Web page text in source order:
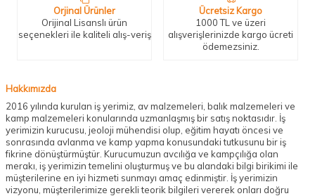
Orjinal Ürünler
Orijinal Lisanslı ürün
seçenekleri ile kaliteli alış-veriş
Ücretsiz Kargo
1000 TL ve üzeri
alışverişlerinizde kargo ücreti
ödemezsiniz.
Hakkımızda
2016 yılında kurulan iş yerimiz, av malzemeleri, balık malzemeleri ve
kamp malzemeleri konularında uzmanlaşmış bir satış noktasıdır. İş
yerimizin kurucusu, jeoloji mühendisi olup, eğitim hayatı öncesi ve
sonrasında avlanma ve kamp yapma konusundaki tutkusunu bir iş
fikrine dönüştürmüştür. Kurucumuzun avcılığa ve kampçılığa olan
merakı, iş yerimizin temelini oluşturmuş ve bu alandaki bilgi birikimi ile
müşterilerine en iyi hizmeti sunmayı amaç edinmiştir. İş yerimizin
vizyonu, müşterilerimize gerekli teorik bilgileri vererek onları doğru